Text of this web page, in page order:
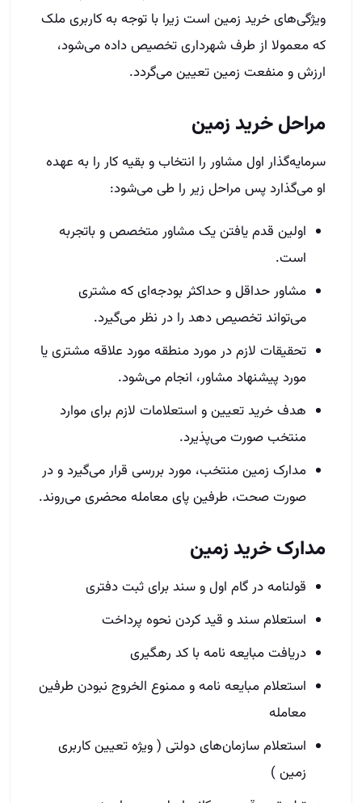
ویژگی‌های خرید زمین است زیرا با توجه به کاربری ملک
که معمولا از طرف شهرداری تخصیص داده می‌شود،
ارزش و منفعت زمین تعیین می‌گردد.
مراحل خرید زمین
سرمایه‌گذار اول مشاور را انتخاب و بقیه کار را به عهده
او می‌گذارد پس مراحل زیر را طی می‌شود:
اولین قدم یافتن یک مشاور متخصص و باتجربه
است.
مشاور حداقل و حداکثر بودجه‌ای که مشتری
می‌تواند تخصیص دهد را در نظر می‌گیرد.
تحقیقات لازم در مورد منطقه مورد علاقه مشتری یا
مورد پیشنهاد مشاور، انجام می‌شود.
هدف خرید تعیین و استعلامات لازم برای موارد
منتخب صورت می‌پذیرد.
مدارک زمین منتخب، مورد بررسی قرار می‌گیرد و در
صورت صحت، طرفین پای معامله محضری می‌روند.
مدارک خرید زمین
قولنامه در گام اول و سند برای ثبت دفتری
استعلام سند و قید کردن نحوه پرداخت
دریافت مبایعه نامه با کد رهگیری
استعلام مبایعه نامه و ممنوع الخروج نبودن طرفین
معامله
استعلام سازمان‌های دولتی ( ویژه تعیین کاربری
زمین )